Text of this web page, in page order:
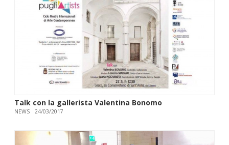
Talk con la gallerista Valentina Bonomo
NEWS 24/03/2017